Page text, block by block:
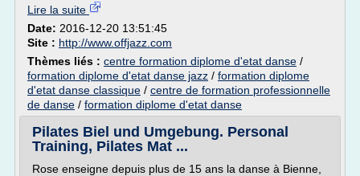
Lire la suite
Date: 2016-12-20 13:51:45
Site : http://www.offjazz.com
Thèmes liés : centre formation diplome d'etat danse /
formation diplome d'etat danse jazz / formation diplome
d'etat danse classique / centre de formation professionnelle
de danse / formation diplome d'etat danse
Pilates Biel und Umgebung. Personal
Training, Pilates Mat ...
Rose enseigne depuis plus de 15 ans la danse à Bienne,